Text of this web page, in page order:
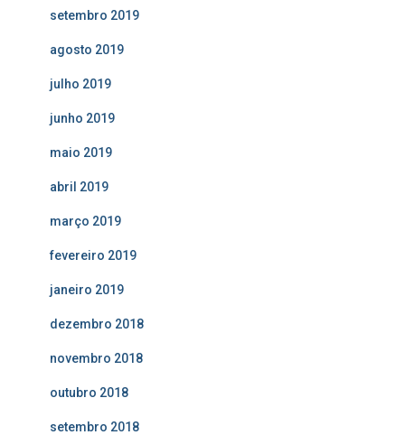
setembro 2019
agosto 2019
julho 2019
junho 2019
maio 2019
abril 2019
março 2019
fevereiro 2019
janeiro 2019
dezembro 2018
novembro 2018
outubro 2018
setembro 2018